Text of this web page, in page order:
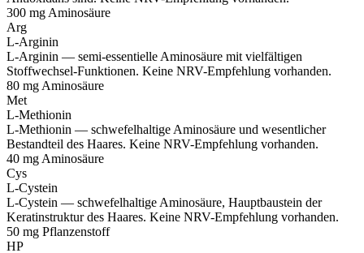
300 mg Aminosäure
Arg
L-Arginin
L-Arginin — semi-essentielle Aminosäure mit vielfältigen
Stoffwechsel-Funktionen. Keine NRV-Empfehlung vorhanden.
80 mg Aminosäure
Met
L-Methionin
L-Methionin — schwefelhaltige Aminosäure und wesentlicher
Bestandteil des Haares. Keine NRV-Empfehlung vorhanden.
40 mg Aminosäure
Cys
L-Cystein
L-Cystein — schwefelhaltige Aminosäure, Hauptbaustein der
Keratinstruktur des Haares. Keine NRV-Empfehlung vorhanden.
50 mg Pflanzenstoff
HP